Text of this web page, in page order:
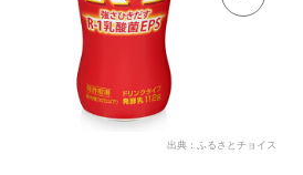
出典：ふるさとチョイス